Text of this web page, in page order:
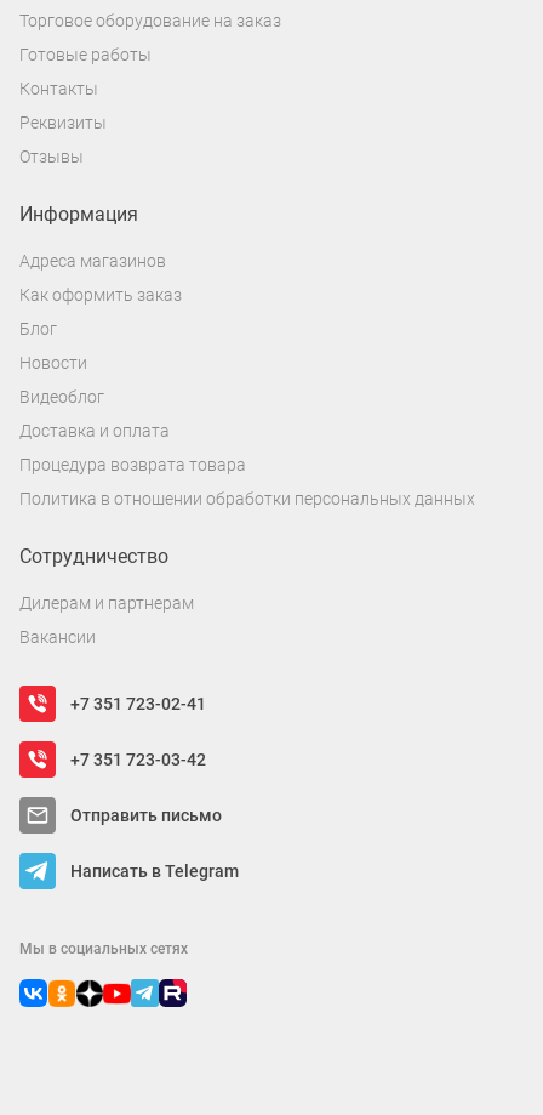
Торговое оборудование на заказ
Готовые работы
Контакты
Реквизиты
Отзывы
Информация
Адреса магазинов
Как оформить заказ
Блог
Новости
Видеоблог
Доставка и оплата
Процедура возврата товара
Политика в отношении обработки персональных данных
Сотрудничество
Дилерам и партнерам
Вакансии
+7 351 723-02-41
+7 351 723-03-42
Отправить письмо
Написать в Telegram
Мы в социальных сетях